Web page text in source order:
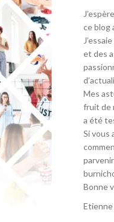
ce blog
et des
Mes
fruit de
a été
Si vous
Bonne
Etienne